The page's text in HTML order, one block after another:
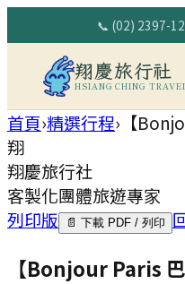
📞 (02) 2397-
翔慶旅行社
HSIANG CHING
首頁›精選行程› 【
翔
翔慶旅行社
客製化團體旅遊專家
列印版
📄 下載 PDF / 列印
【Bonjour Paris